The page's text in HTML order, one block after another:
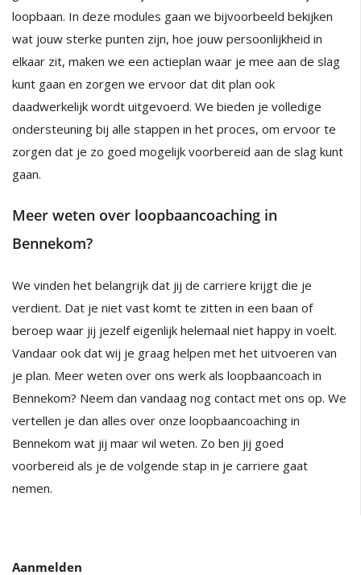
loopbaan. In deze modules gaan we bijvoorbeeld bekijken
wat jouw sterke punten zijn, hoe jouw persoonlijkheid in
elkaar zit, maken we een actieplan waar je mee aan de slag
kunt gaan en zorgen we ervoor dat dit plan ook
daadwerkelijk wordt uitgevoerd. We bieden je volledige
ondersteuning bij alle stappen in het proces, om ervoor te
zorgen dat je zo goed mogelijk voorbereid aan de slag kunt
gaan.
Meer weten over loopbaancoaching in
Bennekom?
We vinden het belangrijk dat jij de carriere krijgt die je
verdient. Dat je niet vast komt te zitten in een baan of
beroep waar jij jezelf eigenlijk helemaal niet happy in voelt.
Vandaar ook dat wij je graag helpen met het uitvoeren van
je plan. Meer weten over ons werk als loopbaancoach in
Bennekom? Neem dan vandaag nog contact met ons op. We
vertellen je dan alles over onze loopbaancoaching in
Bennekom wat jij maar wil weten. Zo ben jij goed
voorbereid als je de volgende stap in je carriere gaat
nemen.
Aanmelden